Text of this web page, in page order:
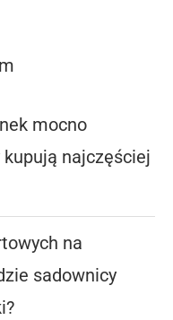
mocno
najczęściej
na
sadownicy